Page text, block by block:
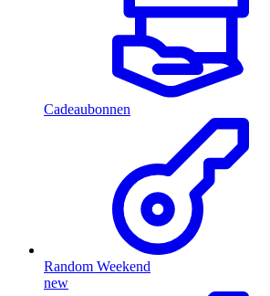
Cadeaubonnen
Random Weekend
new